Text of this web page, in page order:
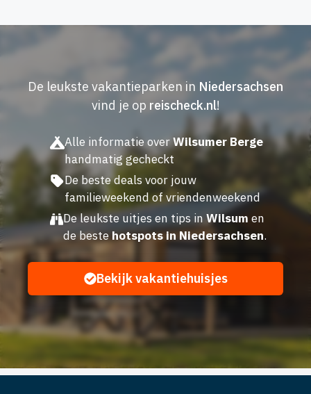
De leukste vakantieparken in Niedersachsen
vind je op reischeck.nl!
Alle informatie overWilsumer Berge
handmatig gecheckt
De beste deals voor jouw
familieweekend of vriendenweekend
De leukste uitjes en tips in Wilsum en
de beste hotspots in Niedersachsen.
Bekijk vakantiehuisjes